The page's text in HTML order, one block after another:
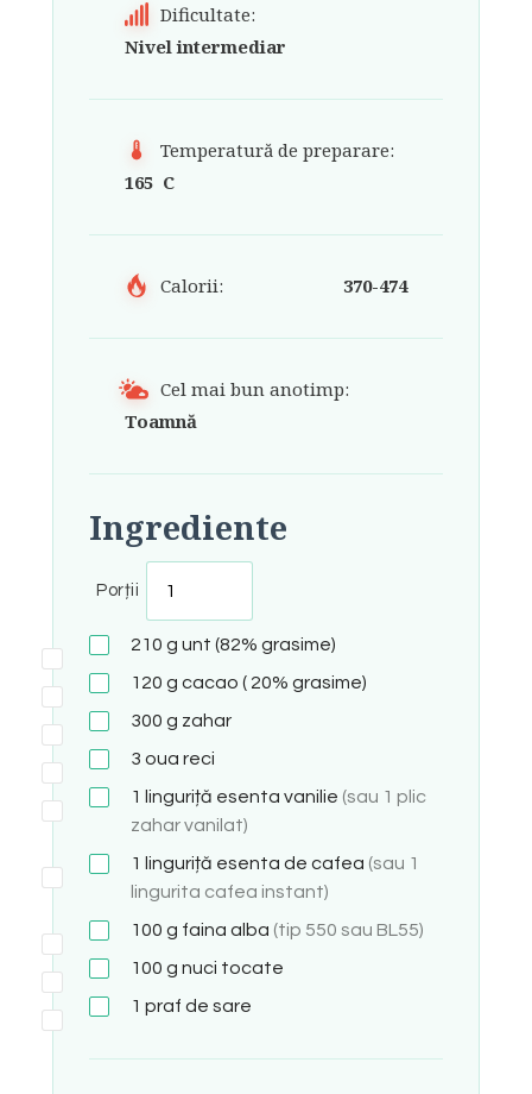
Dificultate:
Nivel intermediar
Temperatură de preparare:
165 C
Calorii: 370-474
Cel mai bun anotimp:
Toamnă
Ingrediente
Porții
210 g unt (82% grasime)
120 g cacao ( 20% grasime)
300 g zahar
3 oua reci
1 linguriță esenta vanilie (sau 1 plic
zahar vanilat)
1 linguriță esenta de cafea (sau 1
lingurita cafea instant)
100 g faina alba (tip 550 sau BL55)
100 g nuci tocate
1 praf de sare